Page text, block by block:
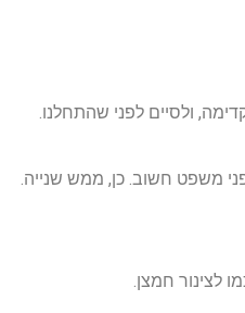
ולסיים לפני שהתחלנו.
משפט חשוב. כן, ממש שנייה.